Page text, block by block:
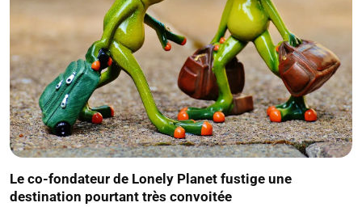
Le co-fondateur de Lonely Planet fustige une
destination pourtant très convoitée